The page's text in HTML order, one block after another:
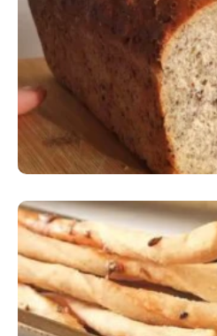
Comer Bem:
Comer Bem: Palitinhos